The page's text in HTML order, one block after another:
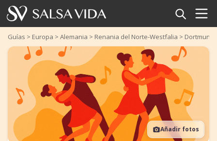
Inicio
Eventos
Noticias
Artículos
Videos
Guías > Europa > Alemania > Renania del Norte-Westfalia > Dortmund
Añadir fotos